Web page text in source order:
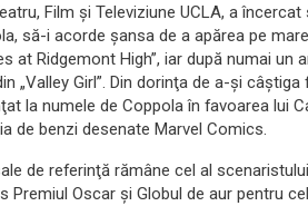
Film şi Televiziune UCLA, a
să-i acorde şansa de a apărea pe
at Ridgemont High”, iar după numai
„Valley Girl”. Din dorinţa de a-şi
la numele de Coppola în favoarea lui
de benzi desenate Marvel Comics.
de referinţă rămâne cel al
Premiul Oscar şi Globul de aur pentru